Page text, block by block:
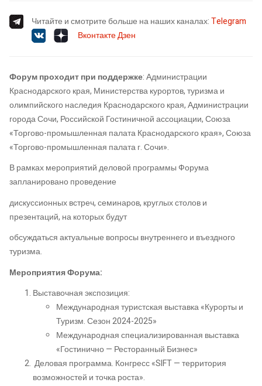
Читайте и смотрите больше на наших каналах:Telegram
ВконтактеДзен
Форум проходит при поддержке: Администрации
Краснодарского края, Министерства курортов, туризма и
олимпийского наследия Краснодарского края, Администрации
города Сочи, Российской Гостиничной ассоциации, Союза
«Торгово-промышленная палата Краснодарского края», Союза
«Торгово-промышленная палата г. Сочи».
В рамках мероприятий деловой программы Форума
запланировано проведение
дискуссионных встреч, семинаров, круглых столов и
презентаций, на которых будут
обсуждаться актуальные вопросы внутреннего и въездного
туризма.
Мероприятия Форума:
Выставочная экспозиция:
Международная туристская выставка «Курорты и
Туризм. Сезон 2024-2025»
Международная специализированная выставка
«Гостинично — Ресторанный Бизнес»
Деловая программа. Конгресс «SIFT — территория
возможностей и точка роста».